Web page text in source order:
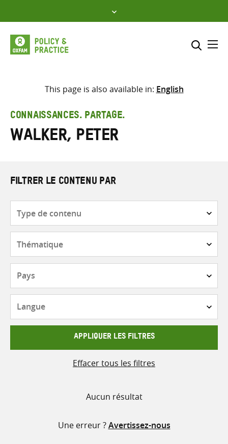
to
content
Sélectionner l’emplacement
Saisir
les
termes
This page is also available in: English
CONNAISSANCES. PARTAGE.
Walker, Peter
FILTRER LE CONTENU PAR
contenu
APPLIQUER LES FILTRES
Effacer tous les filtres
Aucun résultat
Une erreur ?Avertissez-nous